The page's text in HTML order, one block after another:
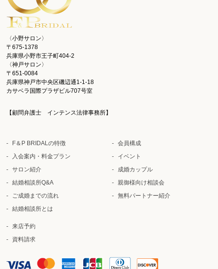
〈小野サロン〉
〒675-1378
兵庫県小野市王子町404-2
〈神戸サロン〉
〒651-0084
兵庫県神戸市中央区磯辺通1-1-18
カサベラ国際プラザビル707号室
【顧問弁護士 インテンス法律事務所】
F＆P BRIDALの特徴
入会案内・料金プラン
サロン紹介
結婚相談所Q&A
ご成婚までの流れ
結婚相談所とは
会員構成
イベント
成婚カップル
親御様向け相談会
無料パートナー紹介
来店予約
資料請求